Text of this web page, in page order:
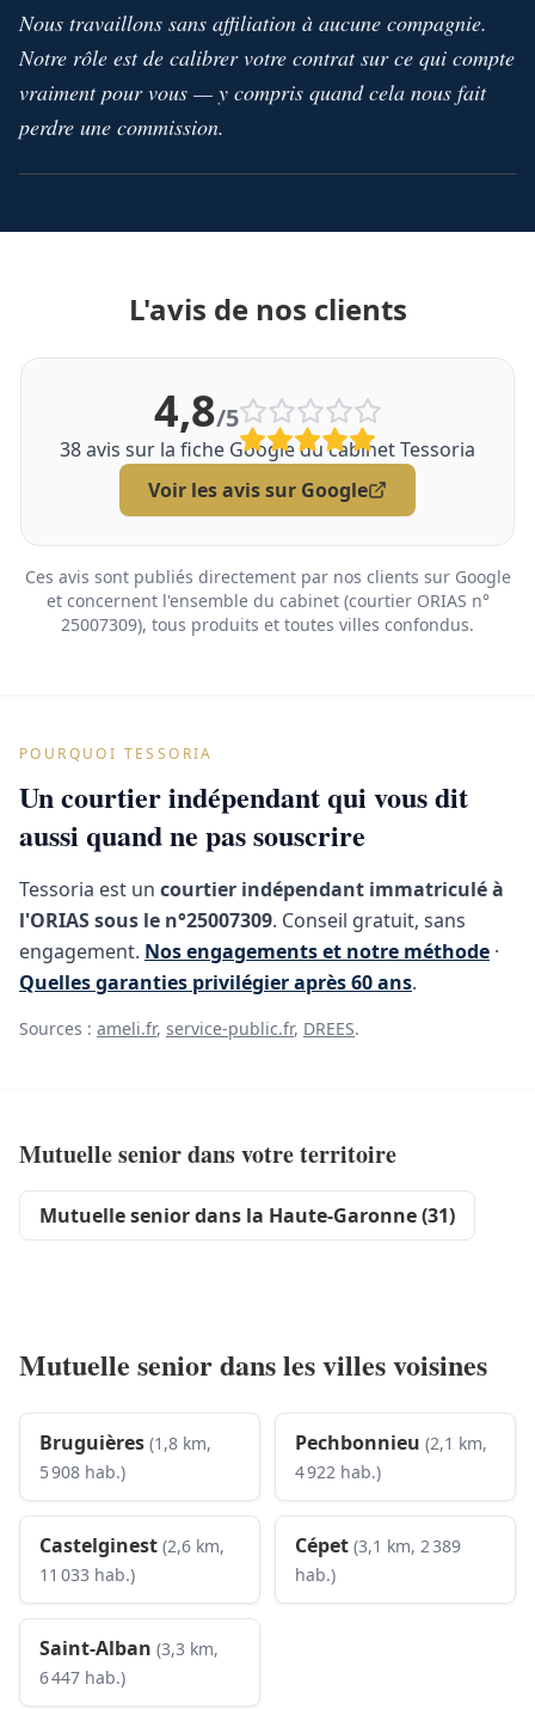
Nous travaillons sans affiliation à aucune compagnie.
Notre rôle est de calibrer votre contrat sur ce qui compte
vraiment pour vous — y compris quand cela nous fait
perdre une commission.
L'avis de nos clients
4,8/5
38avis sur la fiche Google du cabinet Tessoria
Voir les avis sur Google
Ces avis sont publiés directement par nos clients sur Google
et concernent l'ensemble du cabinet (courtier ORIAS n°
25007309), tous produits et toutes villes confondus.
POURQUOI TESSORIA
Un courtier indépendant qui vous dit
aussi quand ne pas souscrire
Tessoria est un courtier indépendant immatriculé à
l'ORIAS sous le n°25007309. Conseil gratuit, sans
engagement. Nos engagements et notre méthode ·
Quelles garanties privilégier après 60 ans.
Sources : ameli.fr, service-public.fr, DREES.
Mutuelle senior dans votre territoire
Mutuelle senior dans la Haute-Garonne (31)
Mutuelle senior dans les villes voisines
Bruguières (1,8 km,
5 908 hab.)
Pechbonnieu (2,1 km,
4 922 hab.)
Castelginest (2,6 km,
11 033 hab.)
Cépet (3,1 km, 2 389
hab.)
Saint-Alban (3,3 km,
6 447 hab.)